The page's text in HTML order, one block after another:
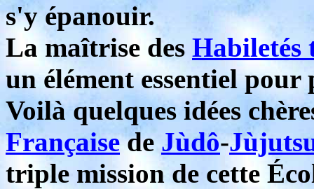
s'y épanouir.
La maîtrise des Habiletés
un élément essentiel
Voilà quelques idées
FrançaisedeJùdô-
triple mission de cette